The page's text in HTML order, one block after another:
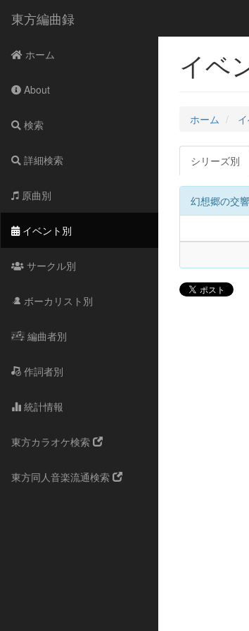
東方編曲録
ホーム
About
検索
詳細検索
原曲別
イベント別
サークル別
ボーカリスト別
編曲者別
作詞者別
統計情報
東方カラオケ検索
東方同人音楽流通検索
イベ
ホーム
シリーズ別
幻想郷の交